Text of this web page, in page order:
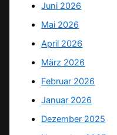
Juni 2026
Mai 2026
April 2026
März 2026
Februar 2026
Januar 2026
Dezember 2025